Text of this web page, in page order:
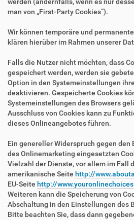
werden (andernfalls, wenn es nur
man von „First-Party Cookies“).
Wir können temporäre und
klären hierüber im Rahmen unserer
Falls die Nutzer nicht möchten, dass
gespeichert werden, werden sie
Option in den Systemeinstellungen
deaktivieren. Gespeicherte Cookies
Systemeinstellungen des Browsers
Ausschluss von Cookies kann zu
dieses Onlineangebotes führen.
Ein genereller Widerspruch gegen den
des Onlinemarketing eingesetzten
Vielzahl der Dienste, vor allem im Fall
amerikanische Seite http://
EU-Seite http://
Weiteren kann die Speicherung von
Abschaltung in den Einstellungen des
Bitte beachten Sie, dass dann